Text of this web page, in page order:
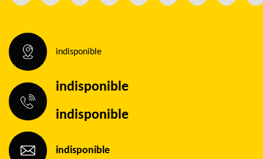
indisponible
indisponible
indisponible
indisponible